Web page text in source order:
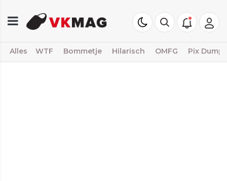
Alles WTF Bommetje Hilarisch OMFG Pix Dump